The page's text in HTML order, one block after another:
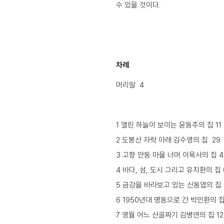
수 있을 것이다.
차례
머리말 4
1 열린 하늘이 보이는 윤동주의 집 11
2 도봉산 자락 아래 김수영의 집 29
3 고향 안동 마을 너머 이육사의 집
4 바다, 섬, 도시 그리고 유치환의 집
5 금강을 바라보고 있는 신동엽의
6 1950년대 명동으로 간 박인환의 집
7 영월 어느 산골짜기 김병연의 집